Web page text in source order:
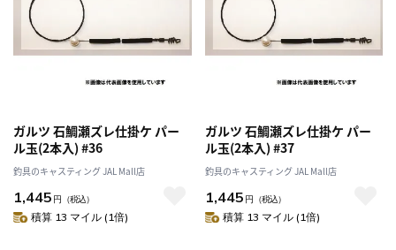
ガルツ 石鯛瀬ズレ仕掛ケ パー
ル玉(2本入) #36
釣具のキャスティング JAL Mall店
1,445 円 （税込）
積算 13 マイル (1倍)
ガルツ 石鯛瀬ズレ仕掛ケ パー
ル玉(2本入) #37
釣具のキャスティング JAL Mall店
1,445 円 （税込）
積算 13 マイル (1倍)